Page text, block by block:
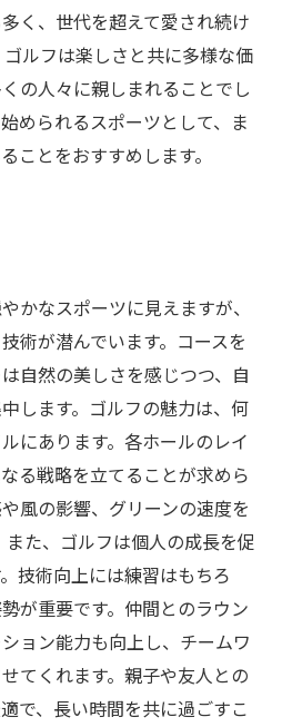
く、世代を超えて愛され続け
ルフは楽しさと共に多様な価
の人々に親しまれることでし
められるスポーツとして、ま
ことをおすすめします。
かなスポーツに見えますが、
術が潜んでいます。コースを
自然の美しさを感じつつ、自
します。ゴルフの魅力は、何
にあります。各ホールのレイ
る戦略を立てることが求めら
風の影響、グリーンの速度を
た、ゴルフは個人の成長を促
技術向上には練習はもちろ
が重要です。仲間とのラウン
ョン能力も向上し、チームワ
てくれます。親子や友人との
で、長い時間を共に過ごすこ